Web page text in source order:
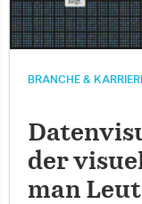
BRANCHE &
der
man